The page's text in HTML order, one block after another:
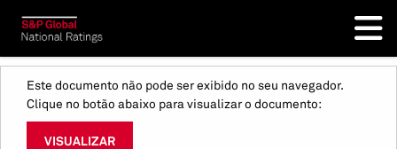
Este documento não pode ser exibido no seu navegador.
Clique no botão abaixo para visualizar o documento:
VISUALIZAR